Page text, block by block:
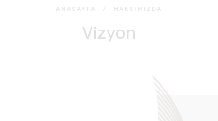
ANASAYFA / HAKKIMIZDA
Vizyon